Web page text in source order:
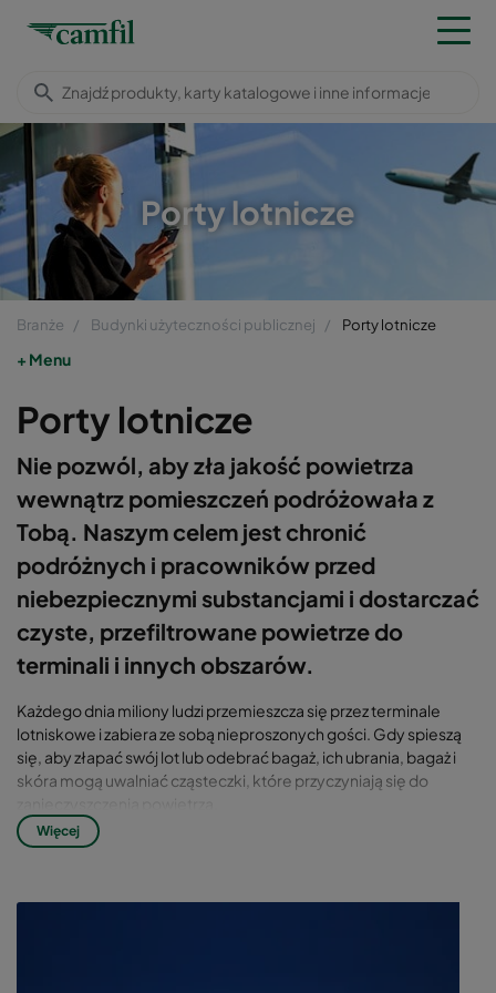
Porty lotnicze
Branże Budynki użyteczności publicznej Porty lotnicze
Menu
Porty lotnicze
Nie pozwól, aby zła jakość powietrza
wewnątrz pomieszczeń podróżowała z
Tobą. Naszym celem jest chronić
podróżnych i pracowników przed
niebezpiecznymi substancjami i dostarczać
czyste, przefiltrowane powietrze do
terminali i innych obszarów.
Każdego dnia miliony ludzi przemieszcza się przez terminale
lotniskowe i zabiera ze sobą nieproszonych gości. Gdy spieszą
się, aby złapać swój lot lub odebrać bagaż, ich ubrania, bagaż i
skóra mogą uwalniać cząsteczki, które przyczyniają się do
Inne źródła, które również pogarszają jakość powietrza,
Więcej